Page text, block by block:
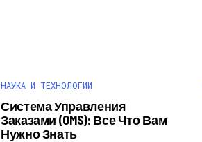
НАУКА И ТЕХНОЛОГИИ
Система Управления
Заказами (OMS): Все Что Вам
Нужно Знать